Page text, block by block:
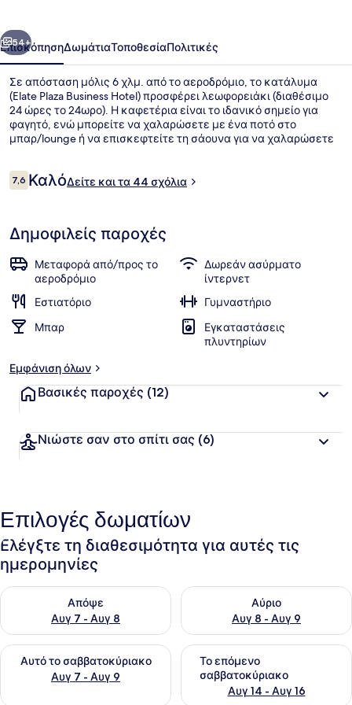
Επόμενο
54+
ΕπισκόπησηΔωμάτιαΤοποθεσίαΠολιτικές
Σε απόσταση μόλις 6 χλμ. από το αεροδρόμιο, το κατάλυμα
(Elate Plaza Business Hotel) προσφέρει λεωφορειάκι (διαθέσιμο
24 ώρες το 24ωρο). Η καφετέρια είναι το ιδανικό σημείο για
φαγητό, ενώ μπορείτε να χαλαρώσετε με ένα ποτό στο
μπαρ/lounge ή να επισκεφτείτε τη σάουνα για να χαλαρώσετε
μαζικής μεταφοράς είναι σε κοντινή απόσταση: το σημείο
Σχόλια
7,67,6 στα 10
ΚαλόΔείτε και τα 44 σχόλια
Δημοφιλείς παροχές
Μεταφορά από/προς το
αεροδρόμιο
Δωρεάν ασύρματο
ίντερνετ
Εστιατόριο
Γυμναστήριο
Μπαρ
Εγκαταστάσεις
πλυντηρίων
Εμφάνιση όλων
Βασικές παροχές (12)
Νιώστε σαν στο σπίτι σας (6)
Επιλογές δωματίων
Ελέγξτε τη διαθεσιμότητα για αυτές τις
ημερομηνίες
Απόψε
Αυγ 7 - Αυγ 8
Έλεγχος διαθεσιμότητας για απόψε Αυγ 7 - Αυγ 8
Αύριο
Αυγ 8 - Αυγ 9
Έλεγχος διαθεσιμότητας
Αυτό το σαββατοκύριακο
Αυγ 7 - Αυγ 9
Έλεγχος διαθεσιμότητας για αυτό το σαββατοκύριακο
Το επόμενο
σαββατοκύριακο
Αυγ 14 - Αυγ 16
Έλεγχος διαθεσιμότητας